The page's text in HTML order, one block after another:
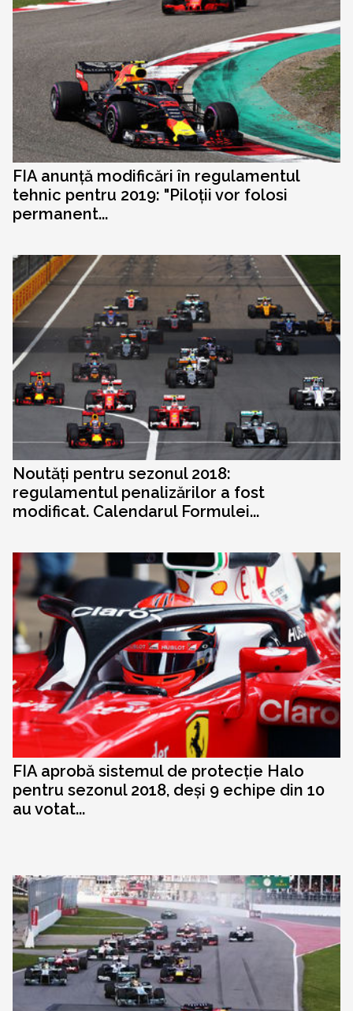
FIA anunță modificări în regulamentul
tehnic pentru 2019: "Piloții vor folosi
permanent...
Noutăți pentru sezonul 2018:
regulamentul penalizărilor a fost
modificat. Calendarul Formulei...
FIA aprobă sistemul de protecție Halo
pentru sezonul 2018, deși 9 echipe din 10
au votat...